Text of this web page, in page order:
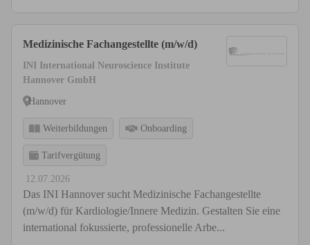
Medizinische Fachangestellte (m/w/d)
INI International Neuroscience Institute
Hannover GmbH
Hannover
Weiterbildungen Onboarding
Tarifvergütung
12.07.2026
Das INI Hannover sucht Medizinische Fachangestellte
(m/w/d) für Kardiologie/Innere Medizin. Gestalten Sie eine
international fokussierte, professionelle Arbe...